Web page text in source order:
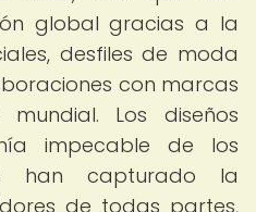
global gracias a la
desfiles de moda
con marcas
Los diseños
impecable de los
han capturado la
de todas partes,